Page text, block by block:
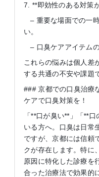
7. **即効性のある対策
– 重要な場面での一
い。
– 口臭ケアアイテム
これらの悩みは個人差
する共通の不安や課題
### 京都での口臭治療
ケアで口臭対策を！
「**口が臭い**」「**
いる方へ。口臭は日常
ですが、京都には信頼
クが存在します。特に
原因に特化した診療を
合った治療法で効果的